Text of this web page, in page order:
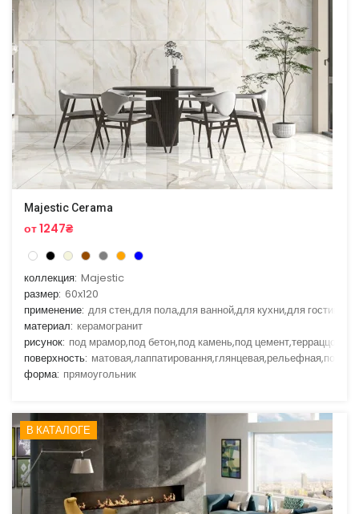
Majestic Cerama
от 1247₴
коллекция: Majestic
размер: 60x120
применение: для стен,для пола,для ванной,для кухни,для гостиной
материал: керамогранит
рисунок: под мрамор,под бетон,под камень,под цемент,терраццо
поверхность:
форма: прямоугольник
В КАТАЛОГЕ